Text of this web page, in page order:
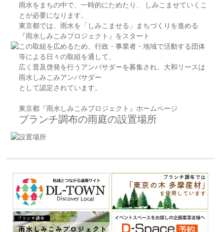
雨水をまちの中で、一時的にためたり、 しみこませていくこ
とが必要になります。
東京都では、雨水を「しみこませる」まちづくりを進める
『雨水しみこみプロジェクト』をスタート
この取組を広めるため、行政・事業者・地域で活動する団体
等による日々の取組を通して、
広く普及啓発を行うアンバサダーを募集され、大和リースは
雨水しみこみアンバサダー
として認定されています。
東京都『雨水しみこみプロジェクト』ホームページ
ブランチ調布の雨庭の設置場所